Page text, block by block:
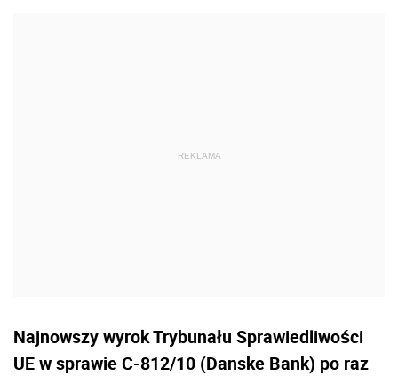
Najnowszy wyrok Trybunału Sprawiedliwości
UE w sprawie C-812/10 (Danske Bank) po raz